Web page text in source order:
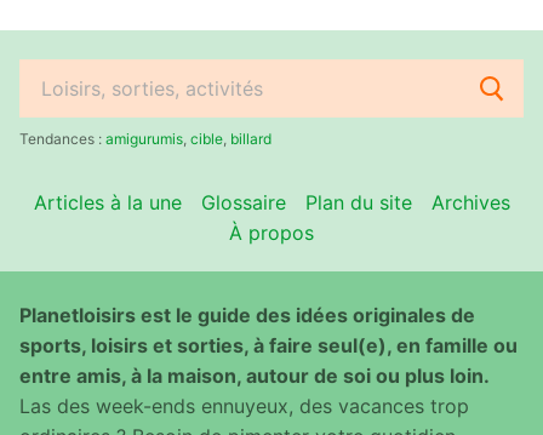
Rechercher
:Tendances : amigurumis cible billard
Articles à la une Glossaire Plan du site
Archives
À propos
Planetloisirs est le guide des idées originales de
sports, loisirs et sorties, à faire seul(e), en famille ou
entre amis, à la maison, autour de soi ou plus loin.
Las des week-ends ennuyeux, des vacances trop